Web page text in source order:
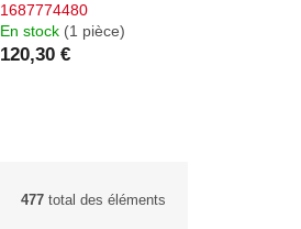
1687774480
En stock (1 pièce)
120,30 €
477 total des éléments